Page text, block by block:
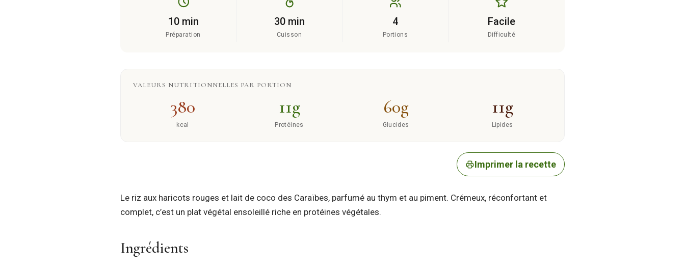
10 min
Préparation
30 min
Cuisson
4
Portions
Facile
Difficulté
VALEURS NUTRITIONNELLES PAR PORTION
380
kcal
11g
Protéines
60g
Glucides
11g
Lipides
Imprimer la recette
Le riz aux haricots rouges et lait de coco des Caraïbes, parfumé au thym et au piment. Crémeux, réconfortant et
complet, c’est un plat végétal ensoleillé riche en protéines végétales.
Ingrédients